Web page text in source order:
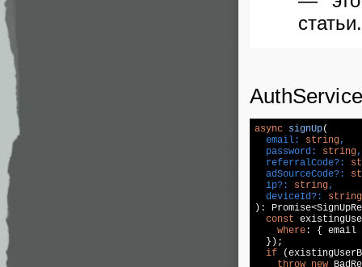
статьи.
async signUp(
  email:
string,
  password:
string,
  referralCode?:
  adSourceCode?:
  ip?:
string,
  deviceId?:
string
):
const
where: { email
  });
if